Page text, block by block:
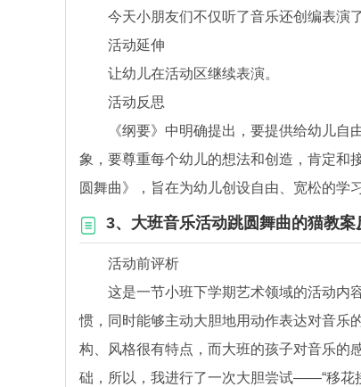
今天小朋友们不仅听了音乐还创编表演
活动延伸
让幼儿在活动区继续表演。
活动反思
《纲要》中明确提出，要提供给幼儿自由
象，要尊重每个幼儿的想法和创造，肯定和
圆舞曲》，旨在为幼儿创设自由、宽松的学
3、大班音乐活动跳圆舞曲的猫教案
活动前评析
这是一节小班下学期艺术领域的活动内容
惯，同时能够主动大胆地用动作表达对音乐
构、风格很有特点，而大班的孩子对音乐的
础，所以，我进行了一次大胆尝试——“移花